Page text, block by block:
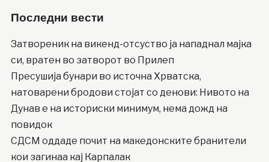
Последни вести
Затвореник на викенд-отсуство ја нападнал мајка
си, вратен во затворот во Прилеп
Пресушија бунари во источна Хрватска,
натоварени бродови стојат со денови: Нивото на
Дунав е на историски минимум, нема дожд на
повидок
СДСМ оддаде почит на македонските бранители
кои загинаа кај Карпалак